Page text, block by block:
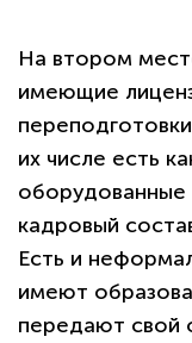
На втором
имеющие
их числе есть
кадровый
Есть и
имеют
передают свой